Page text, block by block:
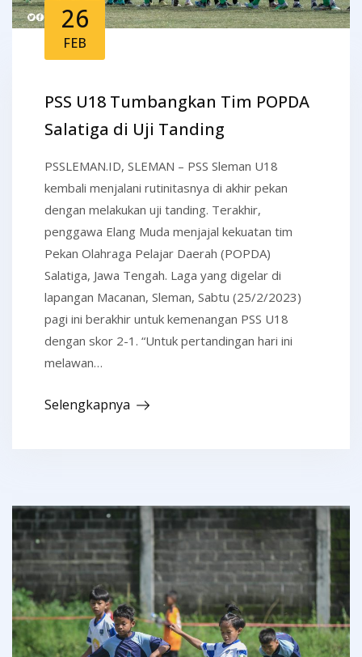
26
FEB
PSS U18 Tumbangkan Tim POPDA
Salatiga di Uji Tanding
PSSLEMAN.ID, SLEMAN – PSS Sleman U18
kembali menjalani rutinitasnya di akhir pekan
dengan melakukan uji tanding. Terakhir,
penggawa Elang Muda menjajal kekuatan tim
Pekan Olahraga Pelajar Daerah (POPDA)
Salatiga, Jawa Tengah. Laga yang digelar di
lapangan Macanan, Sleman, Sabtu (25/2/2023)
pagi ini berakhir untuk kemenangan PSS U18
dengan skor 2-1. “Untuk pertandingan hari ini
melawan…
Selengkapnya